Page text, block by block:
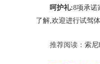
呵护礼:8项承诺
了解,欢迎进行试驾
推荐阅读： 索尼